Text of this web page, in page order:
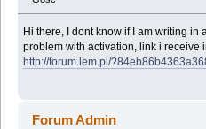
Hi there, I dont know if I am writing in
problem with activation, link i receive
http://forum.lem.pl/
Forum Admin